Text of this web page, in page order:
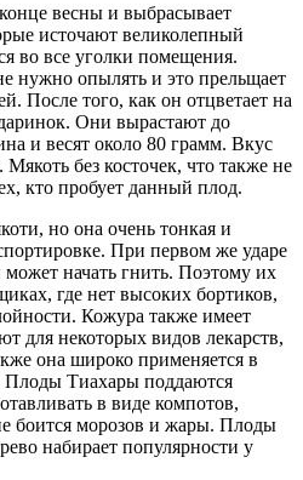
весны и выбрасывает
источают великолепный
во все уголки помещения.
нужно опылять и это прельщает
После того, как он отцветает на
Они вырастают до
и весят около 80 грамм. Вкус
без косточек, что также не
кто пробует данный плод.
но она очень тонкая и
При первом же ударе
начать гнить. Поэтому их
где нет высоких бортиков,
Кожура также имеет
для некоторых видов лекарств,
она широко применяется в
Плоды Тиахары поддаются
в виде компотов,
боится морозов и жары. Плоды
набирает популярности у